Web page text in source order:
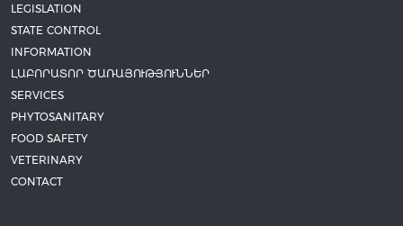
LEGISLATION
STATE CONTROL
INFORMATION
ԼԱԲՈՐԱՏՈՐ ԾԱՌԱՅՈՒԹՅՈՒՆՆԵՐ
SERVICES
PHYTOSANITARY
FOOD SAFETY
VETERINARY
CONTACT